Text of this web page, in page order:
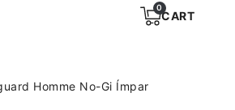
CART
Homme No-Gi Ímpar